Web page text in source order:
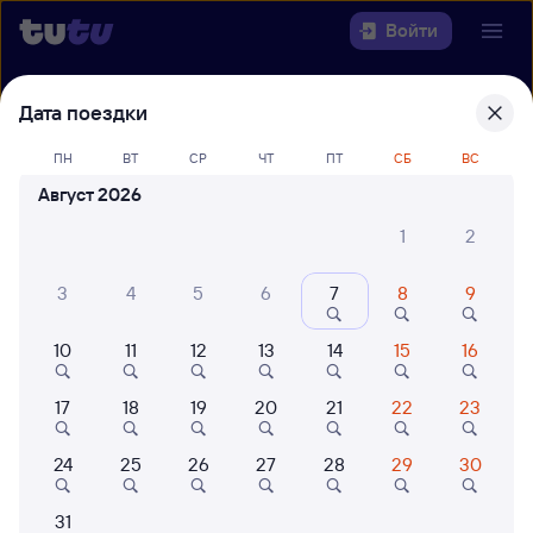
Войти
Выберите день, чтобы найти
билеты Москва — Красноярск
22 года работаем для вас
Когда
Кто едет
Найти поезда
Дата поездки
ПН ВТ СР ЧТ ПТ СБ ВС
Август 2026
1
2
3 4 5 6 7 8 9
10 11 12 13 14 15 16
17 18 19 20 21 22 23
24 25 26 27 28 29 30
31